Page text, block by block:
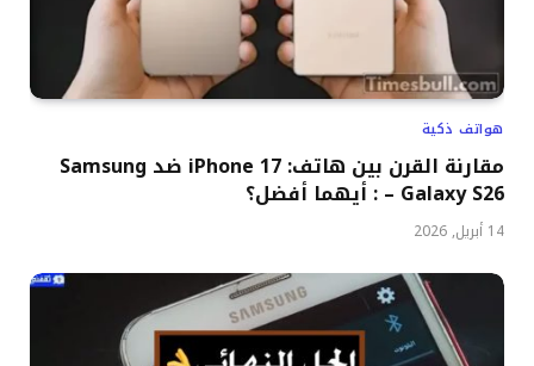
هواتف ذكية
مقارنة القرن بين هاتف: iPhone 17 ضد Samsung
Galaxy S26 – : أيهما أفضل؟
14 أبريل, 2026